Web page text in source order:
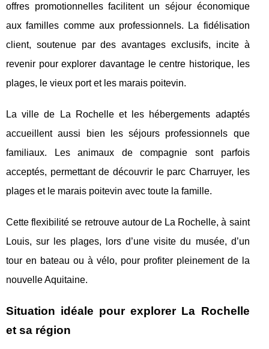
offres promotionnelles facilitent un séjour économique
aux familles comme aux professionnels. La fidélisation
client, soutenue par des avantages exclusifs, incite à
revenir pour explorer davantage le centre historique, les
plages, le vieux port et les marais poitevin.
La ville de La Rochelle et les hébergements adaptés
accueillent aussi bien les séjours professionnels que
familiaux. Les animaux de compagnie sont parfois
acceptés, permettant de découvrir le parc Charruyer, les
plages et le marais poitevin avec toute la famille.
Cette flexibilité se retrouve autour de La Rochelle, à saint
Louis, sur les plages, lors d’une visite du musée, d’un
tour en bateau ou à vélo, pour profiter pleinement de la
nouvelle Aquitaine.
Situation idéale pour explorer La Rochelle
et sa région